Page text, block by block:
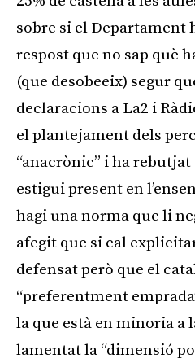
sobre si el Departament
respost que no sap què
(que desobeeix) segur
declaracions a La2 i
el plantejament dels
“anacrònic” i ha
estigui present en
hagi una norma que li
afegit que si cal
defensat però que el
“preferentment
la que està en minoria a
lamentat la “dimensió